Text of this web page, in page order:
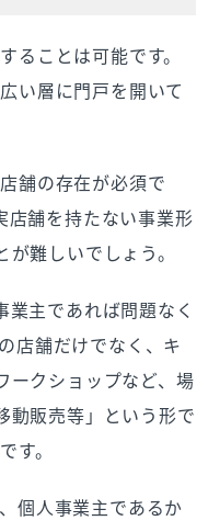
ることは可能です。
い層に門戸を開いて
舗の存在が必須で
店舗を持たない事業形
難しいでしょう。
主であれば問題なく
店舗だけでなく、キ
ークショップなど、場
動販売等」という形で
す。
個人事業主であるか